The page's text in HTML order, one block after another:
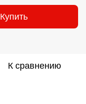
Купить
К сравнению